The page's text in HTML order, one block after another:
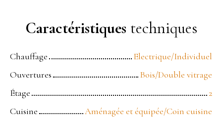
Caractéristiques techniques
Chauffage
Electrique/Individuel
Ouvertures
Bois/Double vitrage
Étage
2
Cuisine
Aménagée et équipée/Coin cuisine